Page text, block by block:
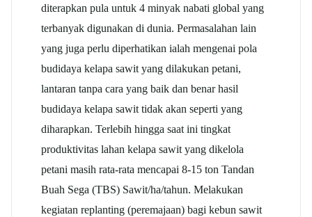
diterapkan pula untuk 4 minyak nabati global yang
terbanyak digunakan di dunia. Permasalahan lain
yang juga perlu diperhatikan ialah mengenai pola
budidaya kelapa sawit yang dilakukan petani,
lantaran tanpa cara yang baik dan benar hasil
budidaya kelapa sawit tidak akan seperti yang
diharapkan. Terlebih hingga saat ini tingkat
produktivitas lahan kelapa sawit yang dikelola
petani masih rata-rata mencapai 8-15 ton Tandan
Buah Sega (TBS) Sawit/ha/tahun. Melakukan
kegiatan replanting (peremajaan) bagi kebun sawit